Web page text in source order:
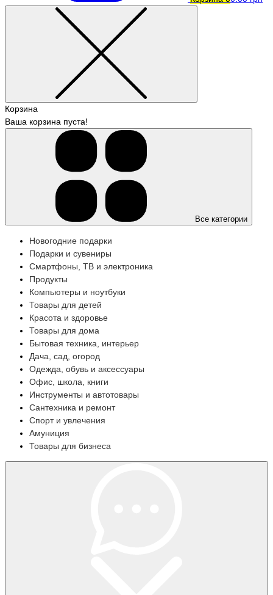
Корзина
Ваша корзина пуста!
Все категории
Новогодние подарки
Подарки и сувениры
Смартфоны, ТВ и электроника
Продукты
Компьютеры и ноутбуки
Товары для детей
Красота и здоровье
Товары для дома
Бытовая техника, интерьер
Дача, сад, огород
Одежда, обувь и аксессуары
Офис, школа, книги
Инструменты и автотовары
Сантехника и ремонт
Спорт и увлечения
Амуниция
Товары для бизнеса